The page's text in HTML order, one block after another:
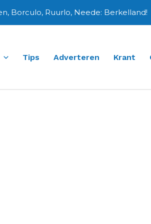
Borculo, Ruurlo, Neede: Berkelland!
Tips Adverteren Krant